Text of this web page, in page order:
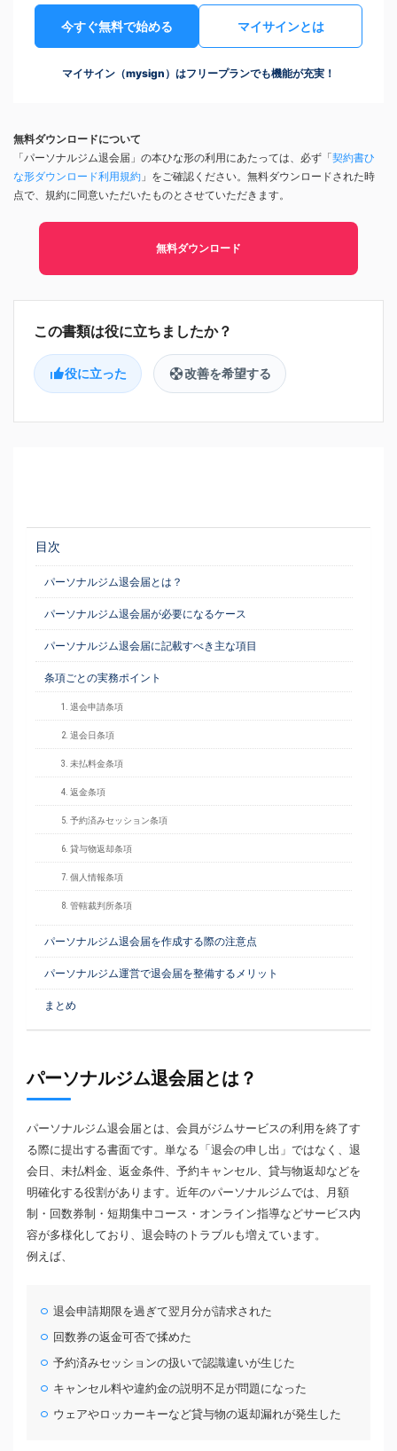
今すぐ無料で始める マイサインとは
マイサイン（mysign）はフリープランでも機能が充実！
無料ダウンロードについて
「パーソナルジム退会届」の本ひな形の利用にあたっては、必ず「契約書ひ
な形ダウンロード利用規約 」をご確認ください。無料ダウンロードされた時
点で、規約に同意いただいたものとさせていただきます。
無料ダウンロード
役に立った 改善を希望する
目次
パーソナルジム退会届とは？
パーソナルジム退会届が必要になるケース
パーソナルジム退会届に記載すべき主な項目
条項ごとの実務ポイント
1. 退会申請条項
2. 退会日条項
3. 未払料金条項
4. 返金条項
5. 予約済みセッション条項
6. 貸与物返却条項
7. 個人情報条項
8. 管轄裁判所条項
パーソナルジム退会届を作成する際の注意点
パーソナルジム運営で退会届を整備するメリット
まとめ
パーソナルジム退会届とは？
パーソナルジム退会届とは、会員がジムサービスの利用を終了す
る際に提出する書面です。単なる「退会の申し出」ではなく、退
会日、未払料金、返金条件、予約キャンセル、貸与物返却などを
明確化する役割があります。近年のパーソナルジムでは、月額
制・回数券制・短期集中コース・オンライン指導などサービス内
容が多様化しており、退会時のトラブルも増えています。
例えば、
退会申請期限を過ぎて翌月分が請求された
回数券の返金可否で揉めた
予約済みセッションの扱いで認識違いが生じた
キャンセル料や違約金の説明不足が問題になった
ウェアやロッカーキーなど貸与物の返却漏れが発生した